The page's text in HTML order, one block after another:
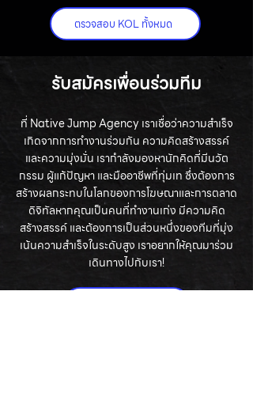
ตรวจสอบ KOL ทั้งหมด
รับสมัครเพื่อนร่วมทีม
ที่ Native Jump Agency เราเชื่อว่าความสำเร็จ
เกิดจากการทำงานร่วมกัน ความคิดสร้างสรรค์
และความมุ่งมั่น เรากำลังมองหานักคิดที่มีนวัต
กรรม ผู้แก้ปัญหา และมืออาชีพที่ทุ่มเท ซึ่งต้องการ
สร้างผลกระทบในโลกของการโฆษณาและการตลาด
ดิจิทัลหากคุณเป็นคนที่ทำงานเก่ง มีความคิด
สร้างสรรค์ และต้องการเป็นส่วนหนึ่งของทีมที่มุ่ง
เน้นความสำเร็จในระดับสูง เราอยากให้คุณมาร่วม
เดินทางไปกับเรา!